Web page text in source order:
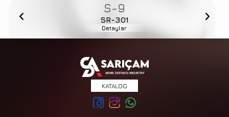
S-9
SR-301
Detaylar
KATALOG